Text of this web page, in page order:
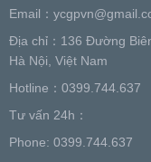
Email：
Địa chỉ：136 Đường
Hà Nội, Việt Nam
Hotline：0399.744.637
Tư vấn 24h：
Phone: 0399.744.637